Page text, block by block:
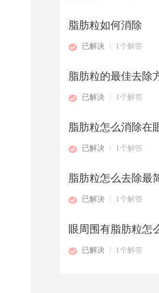
脂肪粒如何消除
已解决 | 1个解答
脂肪粒的最佳去除
已解决 | 1个解答
脂肪粒怎么消除在
已解决 | 1个解答
脂肪粒怎么去除最
已解决 | 1个解答
眼周围有脂肪粒怎
已解决 | 1个解答